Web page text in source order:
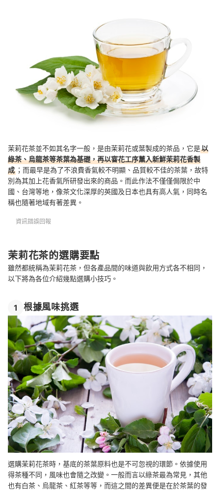
茉莉花茶並不如其名字一般，是由茉莉花或葉製成的茶品，它是以
綠茶、烏龍茶等茶葉為基礎，再以窨花工序薰入新鮮茉莉花香製
成 ；而最早是為了不浪費香氣較不明顯、品質較不佳的茶葉，故特
別為其加上花香氣所研發出來的商品。而此作法不僅僅侷限於中
國、台灣等地，像茶文化深厚的英國及日本也具有高人氣，同時名
稱也隨著地域有著差異。
資訊錯誤回報
茉莉花茶的選購要點
雖然都統稱為茉莉花茶，但各產品間的味道與飲用方式各不相同，
以下將為各位介紹幾點選購小技巧。
1 根據風味挑選
選購茉莉花茶時，基底的茶葉原料也是不可忽視的環節。依據使用
得茶種不同，風味也會隨之改變。一般而言以綠茶最為常見，其他
也有白茶、烏龍茶、紅茶等等，而這之間的差異便是在於茶葉的發